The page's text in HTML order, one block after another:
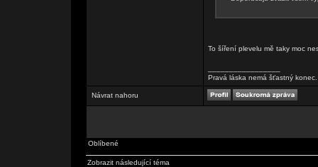
To šíření plevelu mě taky moc
Pravá láska nemá šťastný
Návrat nahoru
Oblíbené
Zobrazit následující téma